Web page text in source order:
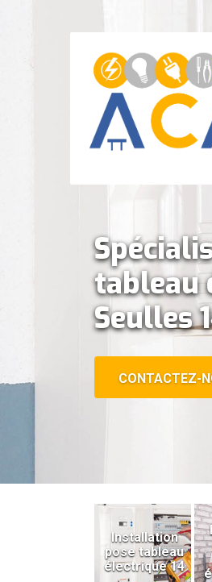
tableau
Seulles
CONTACTEZ-
Installation
pose tableau
électrique 14